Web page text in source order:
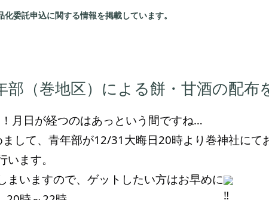
委託申込に関する情報を掲載しています。
（巻地区）による餅・甘酒の配布
月日が経つのはあっという間ですね…
して、青年部が12/31大晦日20時より巻神社にて
ます。
いますので、ゲットしたい方はお早めに